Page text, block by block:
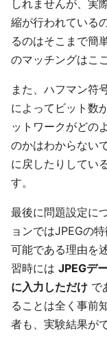
しれませんが、実
縮が行われている
るのはそこまで簡
のマッチングはこ
また、ハフマン符
によってビット数
ットワークがどの
のかはわからない
に戻したりしてい
す。
最後に問題設定に
ョンではJPEGの
可能である理由を
習時には JPEGデ
に入力しただけ で
ることは全く事前
者も、実験結果が